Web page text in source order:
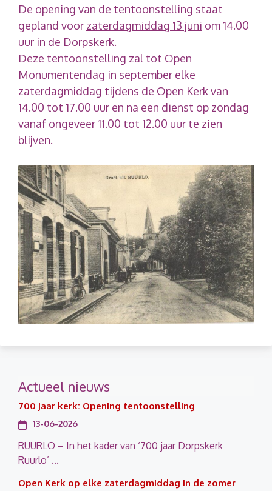
De opening van de tentoonstelling staat
gepland voor zaterdagmiddag 13 juni om 14.00
uur in de Dorpskerk.
Deze tentoonstelling zal tot Open
Monumentendag in september elke
zaterdagmiddag tijdens de Open Kerk van
14.00 tot 17.00 uur en na een dienst op zondag
vanaf ongeveer 11.00 tot 12.00 uur te zien
blijven.
Actueel nieuws
700 jaar kerk: Opening tentoonstelling
13-06-2026
RUURLO – In het kader van ‘700 jaar Dorpskerk
Ruurlo’ ...
Open Kerk op elke zaterdagmiddag in de zomer